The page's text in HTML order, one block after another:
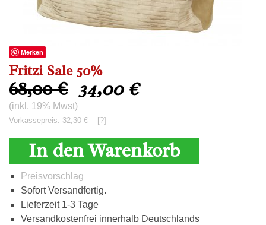
Merken
Fritzi Sale 50%
68,00 € 34,00 €
(inkl. 19% Mwst)
Vorkassepreis: 32,30 € [?]
In den Warenkorb
Preisvorschlag
Sofort Versandfertig.
Lieferzeit 1-3 Tage
Versandkostenfrei innerhalb Deutschlands